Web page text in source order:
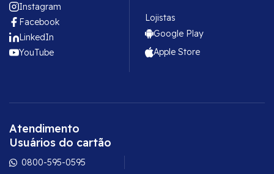
Lojistas
Google Play
Apple Store
Instagram
Facebook
LinkedIn
YouTube
Atendimento
Usuários do cartão
0800-595-0595